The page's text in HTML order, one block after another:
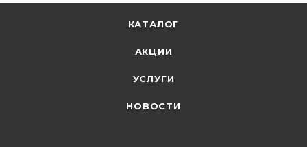
КАТАЛОГ
АКЦИИ
УСЛУГИ
НОВОСТИ